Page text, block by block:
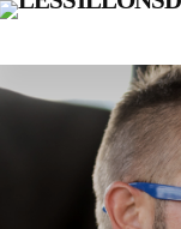
ACCUEIL
EMISSIONS